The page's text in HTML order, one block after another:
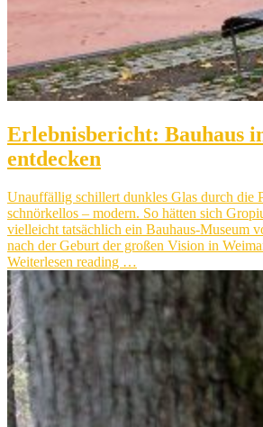
Erlebnisbericht: Bauhaus
entdecken
Unauffällig schillert dunkles Glas durch die
schnörkellos – modern. So hätten sich
vielleicht tatsächlich ein Bauhaus-Museum
nach der Geburt der großen Vision in
Weiterlesen reading …